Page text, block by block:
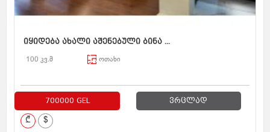
იყიდება ახალი აშენებული ბინა ...
100 კვ.მ ოთახი
700000 GEL ვრცლად
₾ $